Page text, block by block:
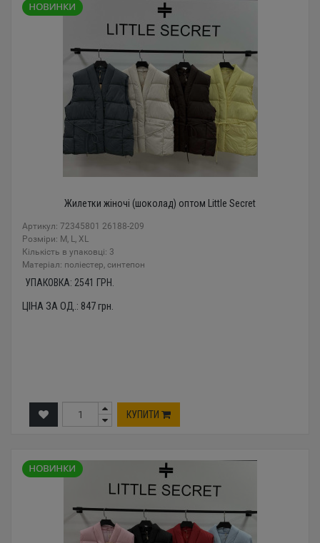
Жилетки жіночі (шоколад) оптом Little Secret
Артикул: 72345801 26188-209
Розміри: M, L, XL
Кількість в упаковці: 3
Mатеріал: поліестер, синтепон
УПАКОВКА: 2541 ГРН.
ЦІНА ЗА ОД.: 847грн.
КУПИТИ